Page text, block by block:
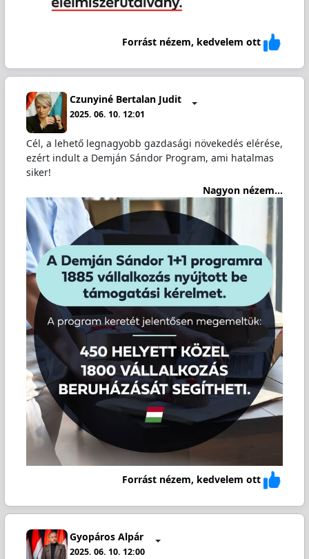
Forrást nézem, kedvelem ott
Czunyiné Bertalan Judit
2025. 06. 10. 12:01
Cél, a lehető legnagyobb gazdasági növekedés elérése,
ezért indult a Demján Sándor Program, ami hatalmas
siker!
Nagyon nézem...
Forrást nézem, kedvelem ott
Gyopáros Alpár
2025. 06. 10. 12:00